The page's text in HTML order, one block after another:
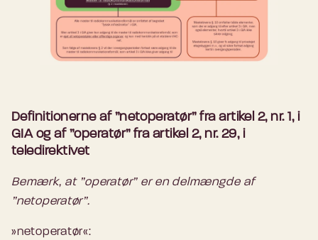
Definitionerne af ”netoperatør” fra artikel 2, nr. 1, i
GIA og af ”operatør” fra artikel 2, nr. 29, i
teledirektivet
Bemærk, at ”operatør” er en delmængde af
”netoperatør”.
»netoperatør«: